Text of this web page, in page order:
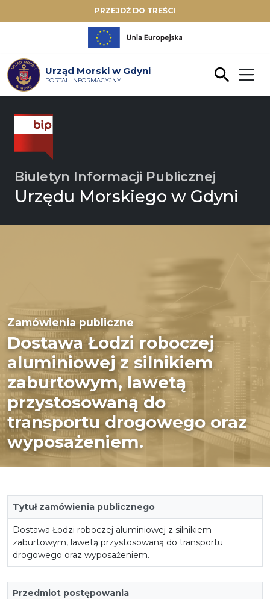
PRZEJDŹ DO TREŚCI
Urząd Morski w Gdyni
PORTAL INFORMACYJNY
Biuletyn Informacji Publicznej
Urzędu Morskiego w Gdyni
Zamówienia publiczne
Dostawa Łodzi roboczej
aluminiowej z silnikiem
zaburtowym, lawetą
przystosowaną do
transportu drogowego oraz
wyposażeniem.
Tytuł zamówienia publicznego
Dostawa Łodzi roboczej aluminiowej z silnikiem
zaburtowym, lawetą przystosowaną do transportu
drogowego oraz wyposażeniem.
Przedmiot postępowania